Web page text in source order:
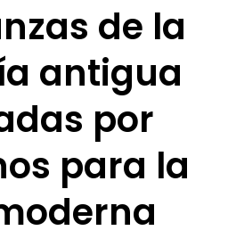
de la
antigua
por
para la